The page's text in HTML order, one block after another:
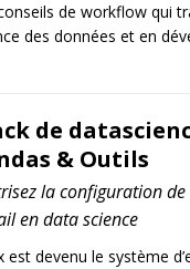
de workflow qui
des données et en
de
& Outils
la configuration
en data science
est devenu le système